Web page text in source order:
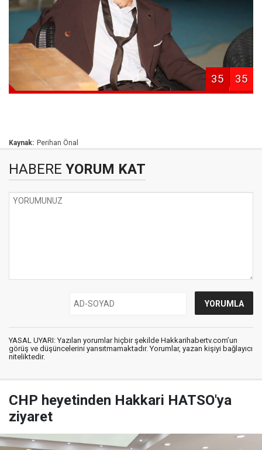
35 35
Kaynak: Perihan Önal
HABERE YORUM KAT
YASAL UYARI: Yazılan yorumlar hiçbir şekilde Hakkarihabertv.com’un
görüş ve düşüncelerini yansıtmamaktadır. Yorumlar, yazan kişiyi bağlayıcı
niteliktedir.
CHP heyetinden Hakkari HATSO'ya
ziyaret